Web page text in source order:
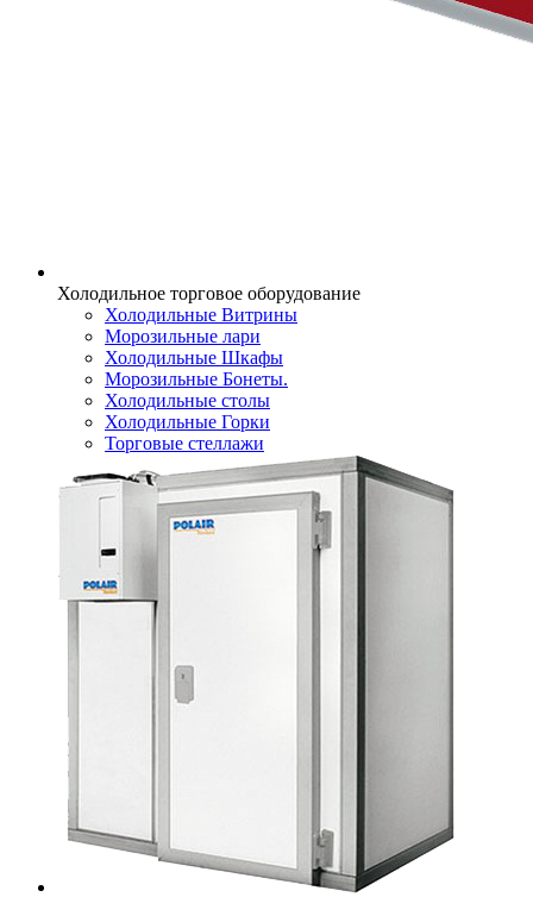
Холодильное торговое оборудование
Холодильные Витрины
Морозильные лари
Холодильные Шкафы
Морозильные Бонеты.
Холодильные столы
Холодильные Горки
Торговые стеллажи